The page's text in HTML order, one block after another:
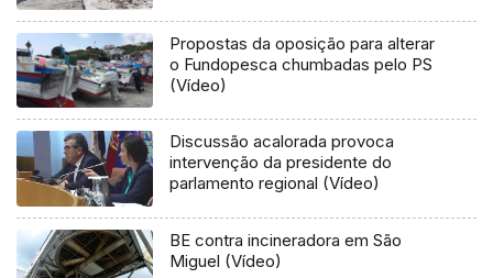
Propostas da oposição para alterar
o Fundopesca chumbadas pelo PS
(Vídeo)
Discussão acalorada provoca
intervenção da presidente do
parlamento regional (Vídeo)
BE contra incineradora em São
Miguel (Vídeo)